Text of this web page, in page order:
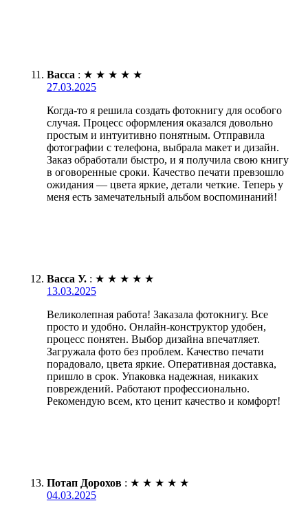
Васса : ★ ★ ★ ★ ★
27.03.2025
Когда-то я решила создать фотокнигу для особого
случая. Процесс оформления оказался довольно
простым и интуитивно понятным. Отправила
фотографии с телефона, выбрала макет и дизайн.
Заказ обработали быстро, и я получила свою книгу
в оговоренные сроки. Качество печати превзошло
ожидания — цвета яркие, детали четкие. Теперь у
меня есть замечательный альбом воспоминаний!
Васса У. : ★ ★ ★ ★ ★
13.03.2025
Великолепная работа! Заказала фотокнигу. Все
просто и удобно. Онлайн-конструктор удобен,
процесс понятен. Выбор дизайна впечатляет.
Загружала фото без проблем. Качество печати
порадовало, цвета яркие. Оперативная доставка,
пришло в срок. Упаковка надежная, никаких
повреждений. Работают профессионально.
Рекомендую всем, кто ценит качество и комфорт!
Потап Дорохов : ★ ★ ★ ★ ★
04.03.2025